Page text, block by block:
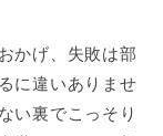
かげ、失敗は部
に違いありませ
い裏でこっそり